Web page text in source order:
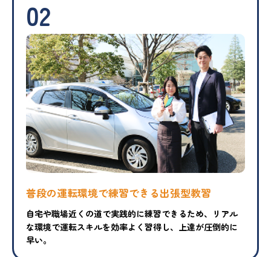
02
普段の運転環境で練習できる出張型教習
自宅や職場近くの道で実践的に練習できるため、リアル
な環境で運転スキルを効率よく習得し、上達が圧倒的に
早い。